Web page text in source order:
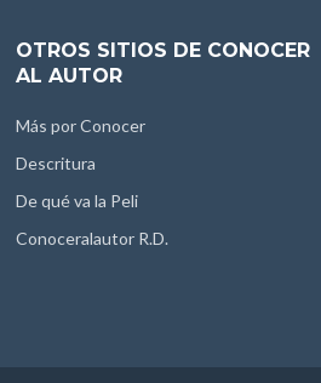
OTROS SITIOS DE CONOCER
AL AUTOR
Más por Conocer
Descritura
De qué va la Peli
Conoceralautor R.D.